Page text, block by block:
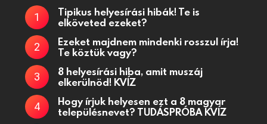
Tipikus helyesírási hibák! Te is
elköveted ezeket?
Ezeket majdnem mindenki rosszul írja!
Te köztük vagy?
8 helyesírási hiba, amit muszáj
elkerülnöd! KVÍZ
Hogy írjuk helyesen ezt a 8 magyar
településnevet? TUDÁSPRÓBA KVÍZ